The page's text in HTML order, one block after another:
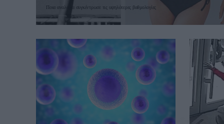
Ποια αναλογία συγκέντρωσε τις υψηλότερες βαθμολογίες